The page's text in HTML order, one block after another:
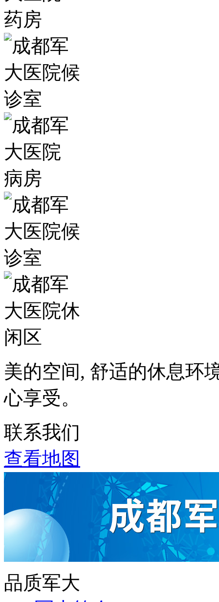
美的空间, 舒适的休息环
心享受。
联系我们
查看地图
品质军大